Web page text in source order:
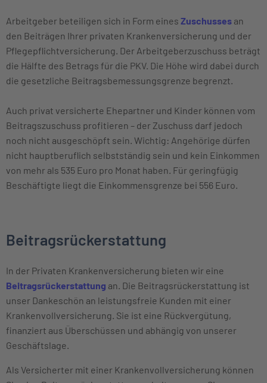
Arbeitgeber beteiligen sich in Form eines Zuschusses an
den Beiträgen Ihrer privaten Krankenversicherung und der
Pflegepflichtversicherung. Der Arbeitgeberzuschuss beträgt
die Hälfte des Betrags für die PKV. Die Höhe wird dabei durch
die gesetzliche Beitrags­bemessungs­grenze begrenzt.
Auch privat versicherte Ehepartner und Kinder können vom
Beitragszuschuss profitieren – der Zuschuss darf jedoch
noch nicht ausgeschöpft sein. Wichtig: Angehörige dürfen
nicht hauptberuflich selbstständig sein und kein Einkommen
von mehr als 535 Euro pro Monat haben. Für geringfügig
Beschäftigte liegt die Einkommensgrenze bei 556 Euro.
Beitragsrückerstattung
In der Privaten Krankenversicherung bieten wir eine
Beitragsrückerstattung an. Die Beitragsrückerstattung ist
unser Dankeschön an leistungsfreie Kunden mit einer
Krankenvollversicherung. Sie ist eine Rückvergütung,
finanziert aus Überschüssen und abhängig von unserer
Geschäftslage.
Als Versicherter mit einer Krankenvollversicherung können